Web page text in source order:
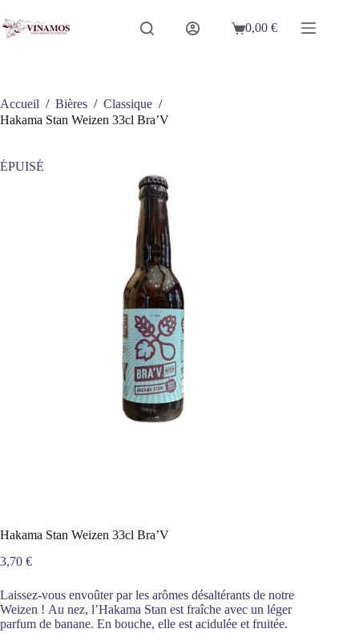
au
contenu
Panier
0,00€
Accueil / Bières / Classique /
Hakama Stan Weizen 33cl Bra’V
ÉPUISÉ
Hakama Stan Weizen 33cl Bra’V
3,70 €
Laissez-vous envoûter par les arômes désaltérants de notre
Weizen ! Au nez, l’Hakama Stan est fraîche avec un léger
parfum de banane. En bouche, elle est acidulée et fruitée.